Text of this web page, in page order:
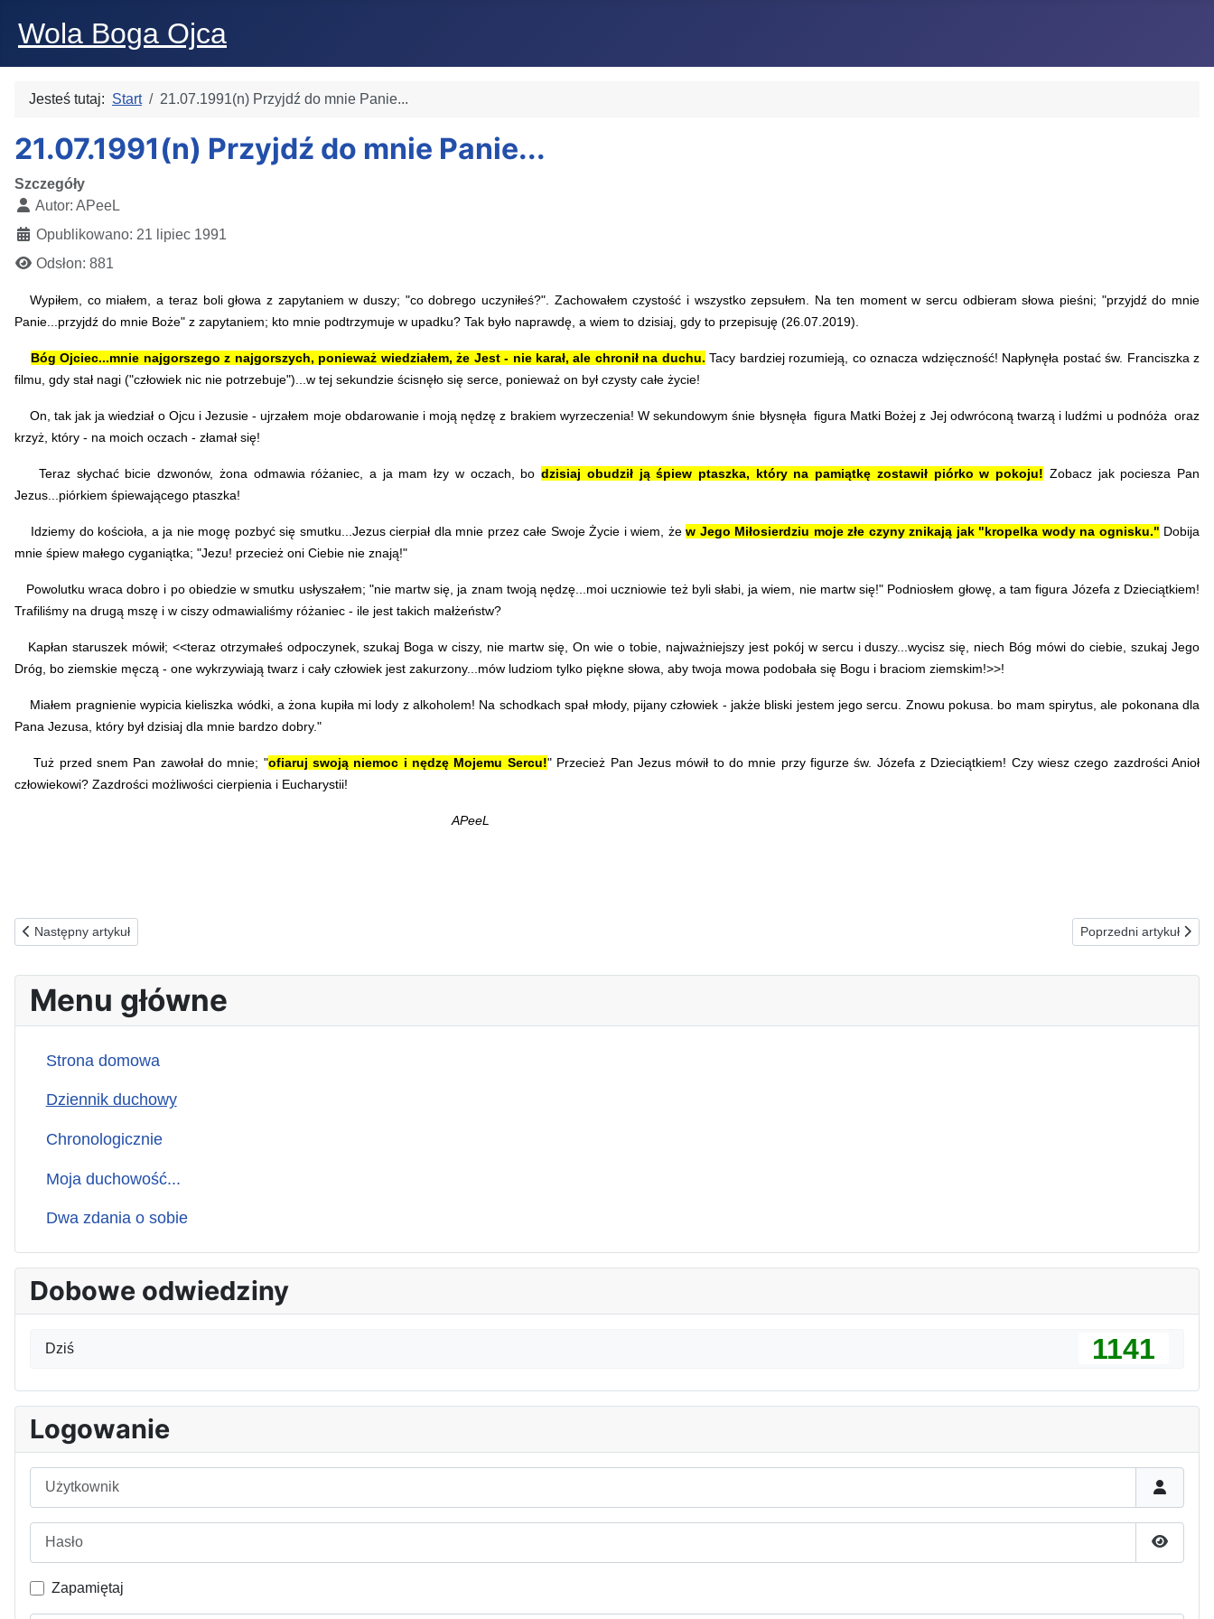
Wola Boga Ojca
Jesteś tutaj: Start 21.07.1991(n) Przyjdź do mnie Panie...
21.07.1991(n) Przyjdź do mnie Panie...
Szczegóły
Autor: APeeL
Opublikowano: 21 lipiec 1991
Odsłon: 881
Wypiłem, co miałem, a teraz boli głowa z zapytaniem w duszy; "co dobrego uczyniłeś?". Zachowałem czystość i wszystko zepsułem. Na ten moment w sercu odbieram słowa pieśni; "przyjdź do mnie
Panie...przyjdź do mnie Boże" z zapytaniem; kto mnie podtrzymuje w upadku? Tak było naprawdę, a wiem to dzisiaj, gdy to przepisuję (26.07.2019).
Bóg Ojciec...mnie najgorszego z najgorszych, ponieważ wiedziałem, że Jest - nie karał, ale chronił na duchu. Tacy bardziej rozumieją, co oznacza wdzięczność! Napłynęła postać św. Franciszka z
filmu, gdy stał nagi ("człowiek nic nie potrzebuje")...w tej sekundzie ścisnęło się serce, ponieważ on był czysty całe życie!
On, tak jak ja wiedział o Ojcu i Jezusie - ujrzałem moje obdarowanie i moją nędzę z brakiem wyrzeczenia! W sekundowym śnie błysnęła figura Matki Bożej z Jej odwróconą twarzą i ludźmi u podnóża oraz
krzyż, który - na moich oczach - złamał się!
Teraz słychać bicie dzwonów, żona odmawia różaniec, a ja mam łzy w oczach, bodzisiaj obudził ją śpiew ptaszka, który na pamiątkę zostawił piórko w pokoju! Zobacz jak pociesza Pan
Jezus...piórkiem śpiewającego ptaszka!
Idziemy do kościoła, a ja nie mogę pozbyć się smutku...Jezus cierpiał dla mnie przez całe Swoje Życie i wiem, że w Jego Miłosierdziu moje złe czyny znikają jak "kropelka wody na ognisku." Dobija
mnie śpiew małego cyganiątka; "Jezu! przecież oni Ciebie nie znają!"
Powolutku wraca dobro i po obiedzie w smutku usłyszałem; "nie martw się, ja znam twoją nędzę...moi uczniowie też byli słabi, ja wiem, nie martw się!" Podniosłem głowę, a tam figura Józefa z Dzieciątkiem!
Trafiliśmy na drugą mszę i w ciszy odmawialiśmy różaniec - ile jest takich małżeństw?
Kapłan staruszek mówił; <<teraz otrzymałeś odpoczynek, szukaj Boga w ciszy, nie martw się, On wie o tobie, najważniejszy jest pokój w sercu i duszy...wycisz się, niech Bóg mówi do ciebie, szukaj Jego
Dróg, bo ziemskie męczą - one wykrzywiają twarz i cały człowiek jest zakurzony...mów ludziom tylko piękne słowa, aby twoja mowa podobała się Bogu i braciom ziemskim!>>!
Miałem pragnienie wypicia kieliszka wódki, a żona kupiła mi lody z alkoholem! Na schodkach spał młody, pijany człowiek - jakże bliski jestem jego sercu. Znowu pokusa. bo mam spirytus, ale pokonana dla
Pana Jezusa, który był dzisiaj dla mnie bardzo dobry."
Tuż przed snem Pan zawołał do mnie; "ofiaruj swoją niemoc i nędzę Mojemu Sercu!" Przecież Pan Jezus mówił to do mnie przy figurze św. Józefa z Dzieciątkiem! Czy wiesz czego zazdrości Anioł
człowiekowi? Zazdrości możliwości cierpienia i Eucharystii!
APeeL
Poprzednia strona: 22.07.1991(p) Ze zbrodniarza stałem się Magdaleną!
Następny artykuł Następna strona:
Poprzedni artykuł
Menu główne
Strona domowa
Dziennik duchowy
Chronologicznie
Moja duchowość...
Dwa zdania o sobie
Dobowe odwiedziny
Dziś 1141
Logowanie
Pokaż
Zapamiętaj